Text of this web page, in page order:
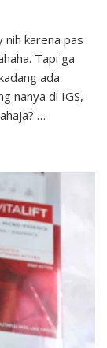
nih karena pas
Tapi ga
ada
nanya di IGS,
…